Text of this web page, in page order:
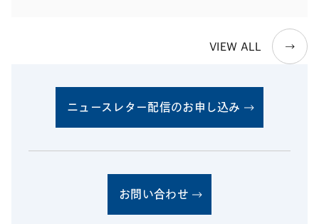
VIEW ALL
ニュースレター配信のお申し込み
お問い合わせ